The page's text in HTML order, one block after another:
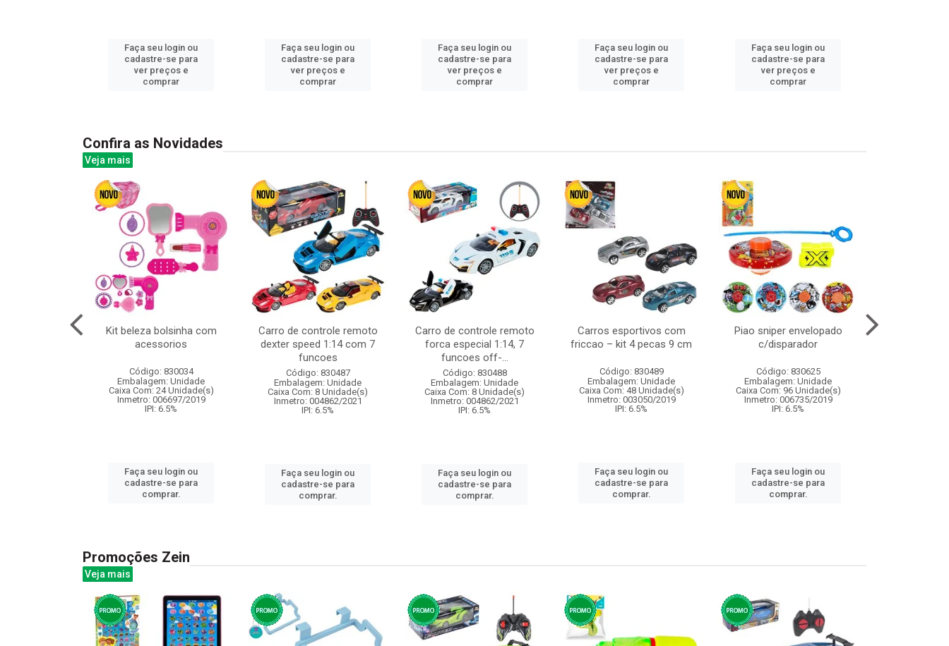
Faça seu login ou
cadastre-se para
ver preços e
comprar
Faça seu login ou
cadastre-se para
ver preços e
comprar
Faça seu login ou
cadastre-se para
ver preços e
comprar
Faça seu login ou
cadastre-se para
ver preços e
comprar
Faça seu login ou
cadastre-se para
ver preços e
comprar
Confira as Novidades
Veja mais
Kit beleza bolsinha com
acessorios
Código: 830034
Embalagem: Unidade
Caixa Com: 24 Unidade(s)
Inmetro: 006697/2019
IPI: 6.5%
Faça seu login ou
cadastre-se para
comprar.
Carro de controle remoto
dexter speed 1:14 com 7
funcoes
Código: 830487
Embalagem: Unidade
Caixa Com: 8 Unidade(s)
Inmetro: 004862/2021
IPI: 6.5%
Faça seu login ou
cadastre-se para
comprar.
Carro de controle remoto
forca especial 1:14, 7
funcoes off-...
Código: 830488
Embalagem: Unidade
Caixa Com: 8 Unidade(s)
Inmetro: 004862/2021
IPI: 6.5%
Faça seu login ou
cadastre-se para
comprar.
Carros esportivos com
friccao – kit 4 pecas 9 cm
Código: 830489
Embalagem: Unidade
Caixa Com: 48 Unidade(s)
Inmetro: 003050/2019
IPI: 6.5%
Faça seu login ou
cadastre-se para
comprar.
Piao sniper envelopado
c/disparador
Código: 830625
Embalagem: Unidade
Caixa Com: 96 Unidade(s)
Inmetro: 006735/2019
IPI: 6.5%
Faça seu login ou
cadastre-se para
comprar.
Promoções Zein
Veja mais